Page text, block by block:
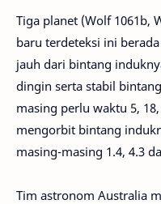
Tiga planet (Wolf 1061b,
baru terdeteksi ini
jauh dari bintang
dingin serta stabil
masing perlu waktu 5,
mengorbit bintang
masing-masing 1.4, 4.3
Tim astronom Australia